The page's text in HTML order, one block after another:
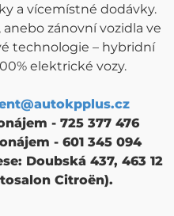
a vícemístné dodávky.
zánovní vozidla ve
technologie – hybridní
elektrické vozy.
- 725 377 476
- 601 345 094
Doubská 437, 463 12
Citroën).